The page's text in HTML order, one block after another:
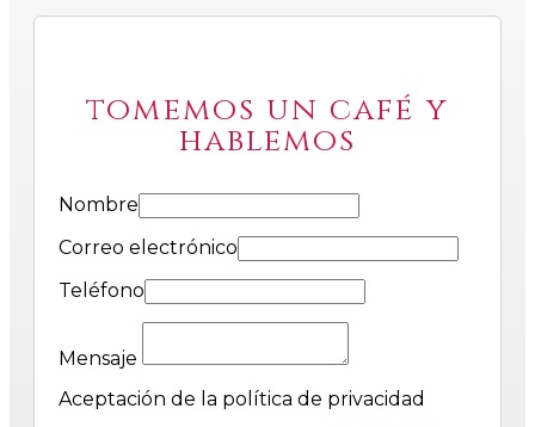
tomemos un café y
hablemos
Nombre
Correo electrónico
Teléfono
Mensaje
Aceptación de la política de privacidad